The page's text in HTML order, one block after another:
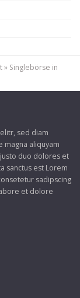
» Singlebörse in
sed diam
aliquyam
duo dolores et
sanctus est Lorem
sadipscing
et dolore